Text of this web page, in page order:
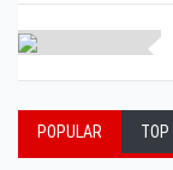
POPULAR TOP